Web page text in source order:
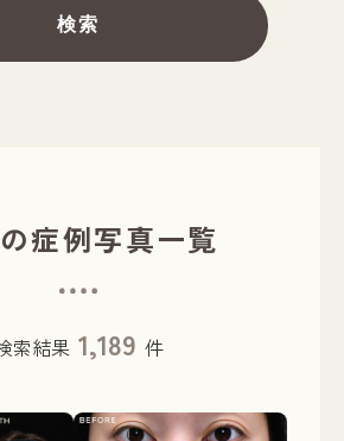
検索
症例写真一覧
索結果 1,189 件